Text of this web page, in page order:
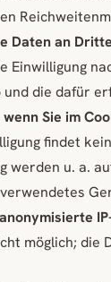
Daten an Dritte
Einwilligung
und die dafür
Sie im
findet
werden u. a.
möglich; die